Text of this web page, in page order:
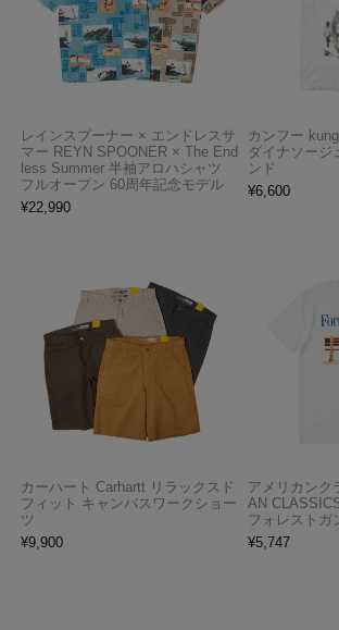
レインスプーナー × エンドレスサ
マー REYN SPOONER × The End
less Summer 半袖アロハシャツ
フルオープン 60周年記念モデル
¥22,990
カンフー
ダイナソージ
ンド
¥6,600
カーハート Carhartt リラックスド
フィット キャンバスワークショー
ツ
¥9,900
アメリカンク
AN
フォレストガ
¥5,747